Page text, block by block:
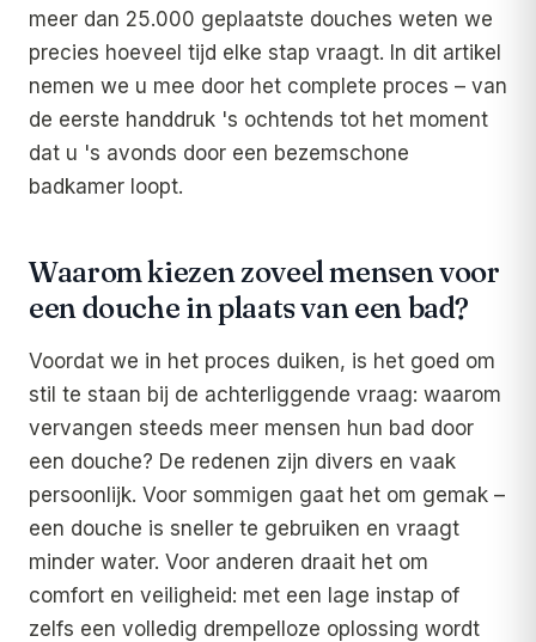
meer dan 25.000 geplaatste douches weten we
precies hoeveel tijd elke stap vraagt. In dit artikel
nemen we u mee door het complete proces – van
de eerste handdruk 's ochtends tot het moment
dat u 's avonds door een bezemschone
badkamer loopt.
Waarom kiezen zoveel mensen voor
een douche in plaats van een bad?
Voordat we in het proces duiken, is het goed om
stil te staan bij de achterliggende vraag: waarom
vervangen steeds meer mensen hun bad door
een douche? De redenen zijn divers en vaak
persoonlijk. Voor sommigen gaat het om gemak –
een douche is sneller te gebruiken en vraagt
minder water. Voor anderen draait het om
comfort en veiligheid: met een lage instap of
zelfs een volledig drempelloze oplossing wordt